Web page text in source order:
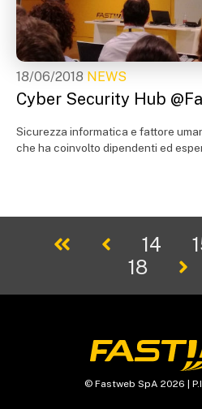
18/06/2018 NEWS
Cyber Security Hub
Sicurezza informatica e fattore
che ha coinvolto dipendenti ed
14
18
© Fastweb SpA 2026 |